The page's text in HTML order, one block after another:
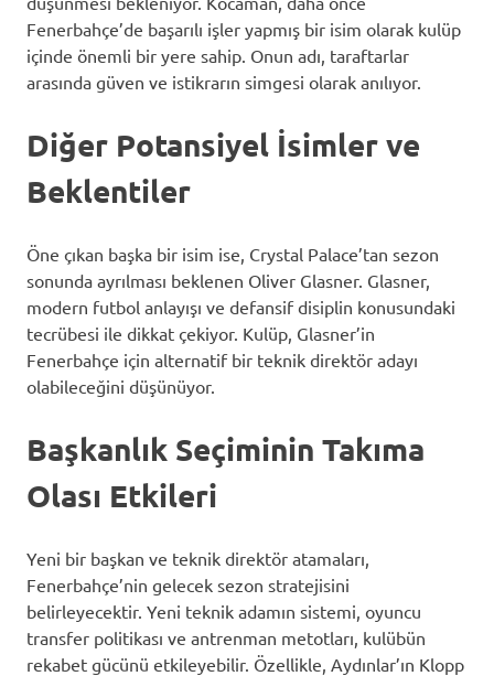
Fenerbahçe’de başarılı işler yapmış bir isim olarak kulüp
içinde önemli bir yere sahip. Onun adı, taraftarlar
arasında güven ve istikrarın simgesi olarak anılıyor.
Diğer Potansiyel İsimler ve
Beklentiler
Öne çıkan başka bir isim ise, Crystal Palace’tan sezon
sonunda ayrılması beklenen Oliver Glasner. Glasner,
modern futbol anlayışı ve defansif disiplin konusundaki
tecrübesi ile dikkat çekiyor. Kulüp, Glasner’in
Fenerbahçe için alternatif bir teknik direktör adayı
olabileceğini düşünüyor.
Başkanlık Seçiminin Takıma
Olası Etkileri
Yeni bir başkan ve teknik direktör atamaları,
Fenerbahçe’nin gelecek sezon stratejisini
belirleyecektir. Yeni teknik adamın sistemi, oyuncu
transfer politikası ve antrenman metotları, kulübün
rekabet gücünü etkileyebilir. Özellikle, Aydınlar’ın Klopp